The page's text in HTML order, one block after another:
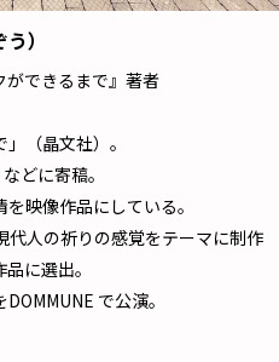
）
ができるまで』著者
（晶文社）。
どに寄稿。
映像作品にしている。
代人の祈りの感覚をテーマに制作
に選出。
で公演。